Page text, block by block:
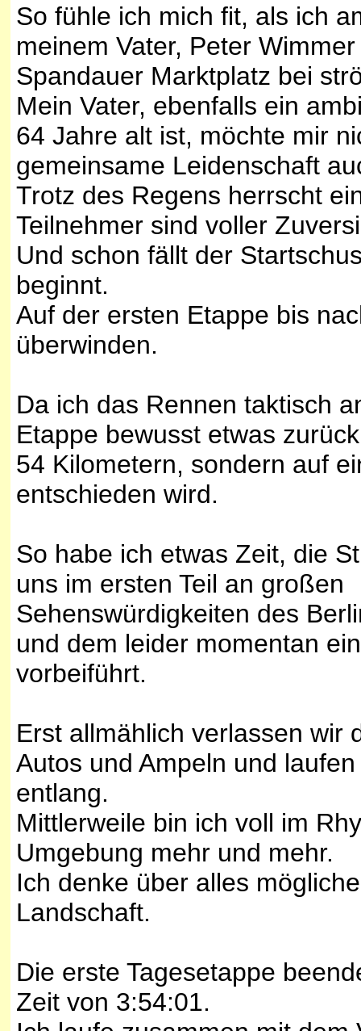
So fühle ich mich fit, als ich
meinem Vater, Peter
Spandauer Marktplatz bei
Mein Vater, ebenfalls ein
64 Jahre alt ist, möchte mir
gemeinsame Leidenschaft
Trotz des Regens herrscht
Teilnehmer sind voller
Und schon fällt der
beginnt.
Auf der ersten Etappe bis
überwinden.
Da ich das Rennen taktisch
Etappe bewusst etwas
54 Kilometern, sondern auf
entschieden wird.
So habe ich etwas Zeit, die
uns im ersten Teil an großen
Sehenswürdigkeiten des
und dem leider momentan
vorbeiführt.
Erst allmählich verlassen wir
Autos und Ampeln und
entlang.
Mittlerweile bin ich voll im
Umgebung mehr und mehr.
Ich denke über alles
Landschaft.
Die erste Tagesetappe
Zeit von 3:54:01.